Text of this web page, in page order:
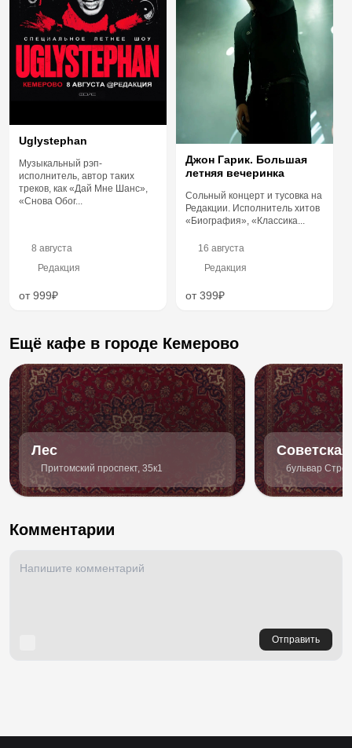
Uglystephan
Музыкальный рэп-
исполнитель, автор таких
треков, как «Дай Мне Шанс»,
«Снова Обог...
8 августа
Редакция
от 999₽
Джон Гарик. Большая
летняя вечеринка
Сольный концерт и тусовка на
Редакции. Исполнитель хитов
«Биография», «Классика...
16 августа
Редакция
от 399₽
Ещё кафе в городе Кемерово
Лес
Притомский проспект, 35к1 бульвар
Комментарии
Отправить